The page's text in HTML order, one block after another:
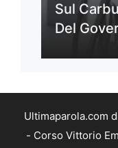
Sul
Del
Ultimaparola.com
- Corso Vittorio